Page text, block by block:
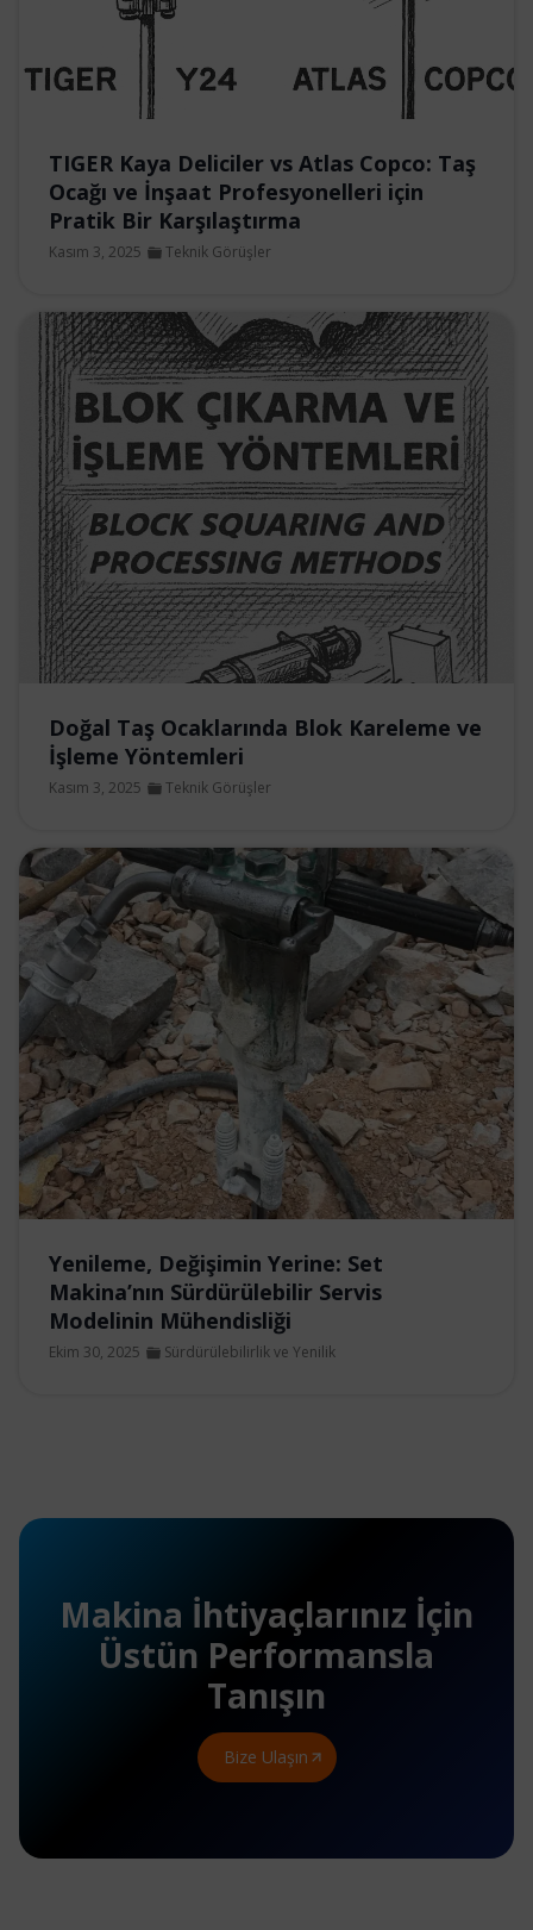
TIGER Kaya Deliciler vs Atlas Copco: Taş
Ocağı ve İnşaat Profesyonelleri için
Pratik Bir Karşılaştırma
Kasım 3, 2025 Teknik Görüşler
Doğal Taş Ocaklarında Blok Kareleme ve
İşleme Yöntemleri
Kasım 3, 2025 Teknik Görüşler
Yenileme, Değişimin Yerine: Set
Makina’nın Sürdürülebilir Servis
Modelinin Mühendisliği
Ekim 30, 2025 Sürdürülebilirlik ve Yenilik
Makina İhtiyaçlarınız İçin
Üstün Performansla
Tanışın
Bize Ulaşın